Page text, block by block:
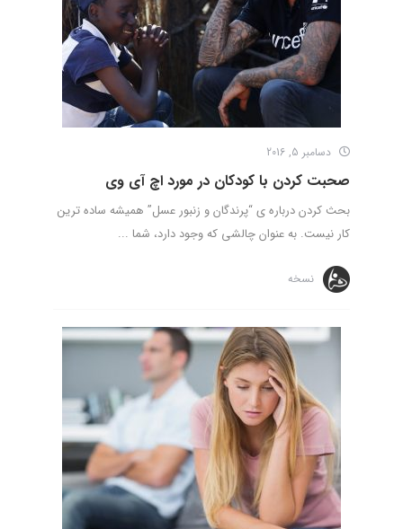
دسامبر 5, 2016
صحبت کردن با کودکان در مورد اچ آی وی
بحث کردن درباره ی “پرندگان و زنبور عسل” همیشه ساده ترین
کار نیست. به عنوان چالشی که وجود دارد، شما ...
نسخه